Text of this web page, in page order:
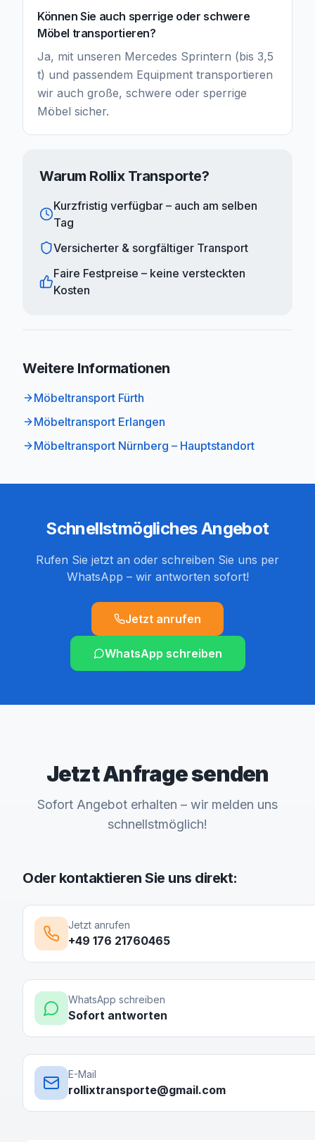
Können Sie auch sperrige oder schwere
Möbel transportieren?
Ja, mit unseren Mercedes Sprintern (bis 3,5
t) und passendem Equipment transportieren
wir auch große, schwere oder sperrige
Möbel sicher.
Warum Rollix Transporte?
Kurzfristig verfügbar – auch am selben
Tag
Versicherter & sorgfältiger Transport
Faire Festpreise – keine versteckten
Kosten
Weitere Informationen
Möbeltransport Fürth
Möbeltransport Erlangen
Möbeltransport Nürnberg – Hauptstandort
Schnellstmögliches Angebot
Rufen Sie jetzt an oder schreiben Sie uns per
WhatsApp – wir antworten sofort!
Jetzt anrufen
WhatsApp schreiben
Jetzt Anfrage senden
Sofort Angebot erhalten – wir melden uns
schnellstmöglich!
Oder kontaktieren Sie uns direkt:
Jetzt anrufen
+49 176 21760465
WhatsApp schreiben
Sofort antworten
E-Mail
rollixtransporte@gmail.com